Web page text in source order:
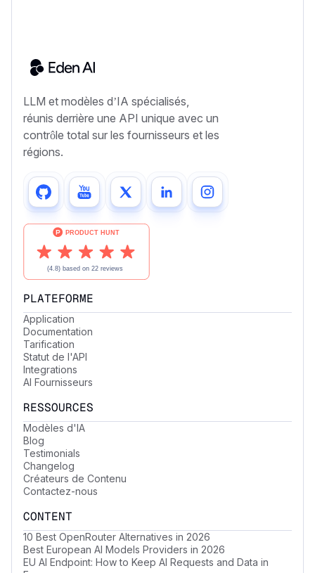
LLM et modèles d’IA spécialisés,
réunis derrière une API unique avec un
contrôle total sur les fournisseurs et les
régions.
PLATEFORME
Application
Documentation
Tarification
Statut de l'API
Integrations
AI Fournisseurs
RESSOURCES
Modèles d'IA
Blog
Testimonials
Changelog
Créateurs de Contenu
Contactez-nous
CONTENT
10 Best OpenRouter Alternatives in 2026
Best European AI Models Providers in 2026
EU AI Endpoint: How to Keep AI Requests and Data in